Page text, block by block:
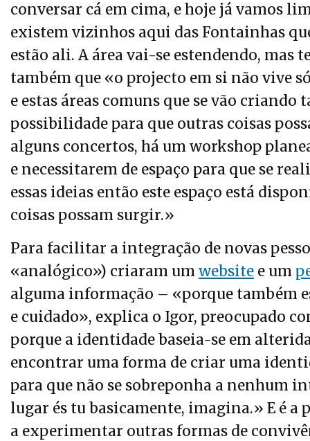
conversar cá em cima, e hoje já vamos
existem vizinhos aqui das Fontainhas
estão ali. A área vai-se estendendo,
também que «o projecto em si não vive
e estas áreas comuns que se vão
possibilidade para que outras coisas
alguns concertos, há um workshop
e necessitarem de espaço para que se
essas ideias então este espaço está
coisas possam surgir.»
Para facilitar a integração de novas
«analógico») criaram um website e um
alguma informação – «porque também
e cuidado», explica o Igor, preocupado
porque a identidade baseia-se em
encontrar uma forma de criar uma
para que não se sobreponha a nenhum
lugar és tu basicamente, imagina.» E é
a experimentar outras formas de